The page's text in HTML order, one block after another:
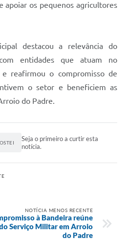
apoiar os pequenos agricultores
destacou a relevância do
entidades que atuam no
reafirmou o compromisso de
o setor e beneficiem as
do Padre.
Seja o primeiro a curtir esta
notícia.
NOTÍCIA MENOS RECENTE
à Bandeira reúne
Serviço Militar em Arroio
do Padre